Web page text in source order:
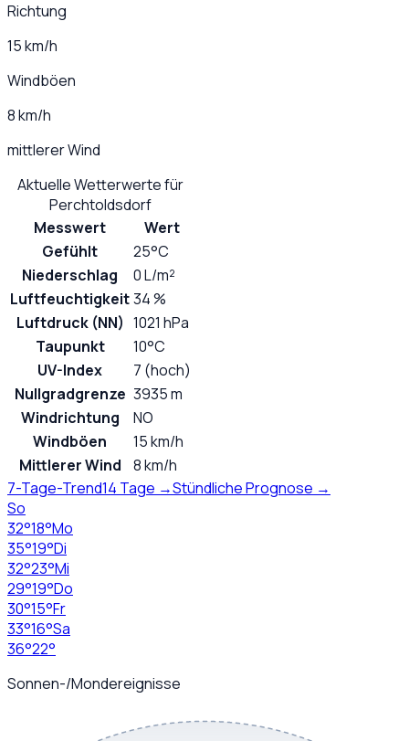
Richtung
15 km/h
Windböen
8 km/h
mittlerer Wind
Aktuelle Wetterwerte für
Perchtoldsdorf
Messwert
Wert
Gefühlt
25°C
Niederschlag
0 L/m²
Luftfeuchtigkeit34 %
Luftdruck (NN) 1021 hPa
Taupunkt
10°C
UV-Index
7 (hoch)
Nullgradgrenze 3935 m
Windrichtung
NO
Windböen
15 km/h
Mittlerer Wind
8 km/h
7-Tage-Trend14 Tage →Stündliche Prognose →
So
32°18°Mo
35°19°Di
32°23°Mi
29°19°Do
30°15°Fr
33°16°Sa
36°22°
Sonnen-/Mondereignisse